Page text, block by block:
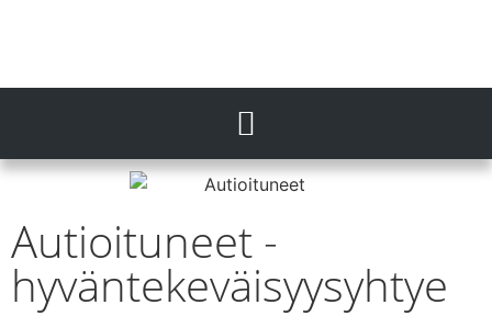
Autioituneet -
hyväntekeväisyysyhtye